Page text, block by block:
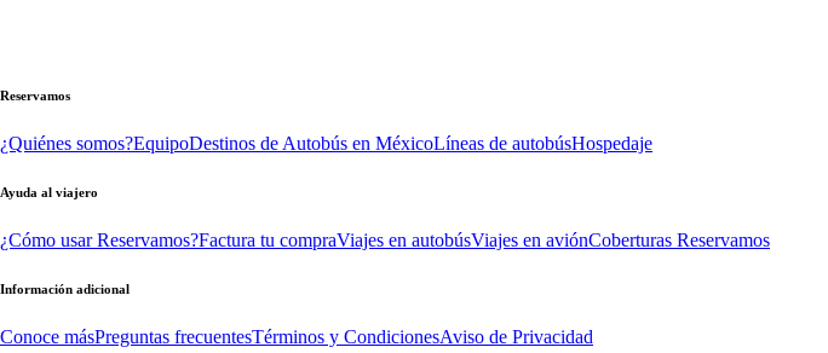
Reservamos
¿Quiénes somos?EquipoDestinos de Autobús en MéxicoLíneas de autobúsHospedaje
Ayuda al viajero
¿Cómo usar Reservamos?Factura tu compraViajes en autobúsViajes en aviónCoberturas Reservamos
Información adicional
Conoce másPreguntas frecuentesTérminos y CondicionesAviso de Privacidad